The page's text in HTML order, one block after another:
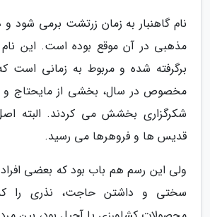
نام گاهنبار به زمان زرتشت برمی شود و
مذهبی در آن موقع بوده است. این نام
برگرفته شده و مربوط به زمانی
مخصوص در سال، بخشی از مایحتاج و
شکرگزاری بخشش می کردند. البته
قدیس ها و فروهرها می رسید.
ولی این رسم هم باب بود که بعضی افراد
سختی و داشتن حاجت، نذری را